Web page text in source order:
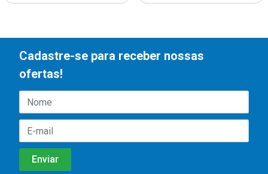
Cadastre-se para receber nossas
ofertas!